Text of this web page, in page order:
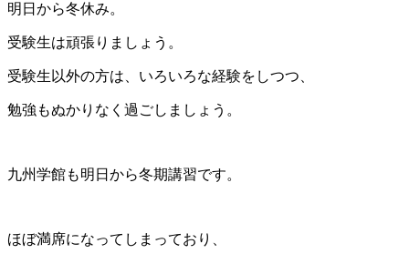
明日から冬休み。
受験生は頑張りましょう。
受験生以外の方は、いろいろな経験をしつつ、
勉強もぬかりなく過ごしましょう。
九州学館も明日から冬期講習です。
ほぼ満席になってしまっており、